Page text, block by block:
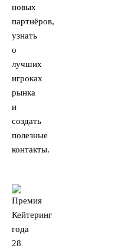
новых
партнёров,
узнать
о
лучших
игроках
рынка
и
создать
полезные
контакты.